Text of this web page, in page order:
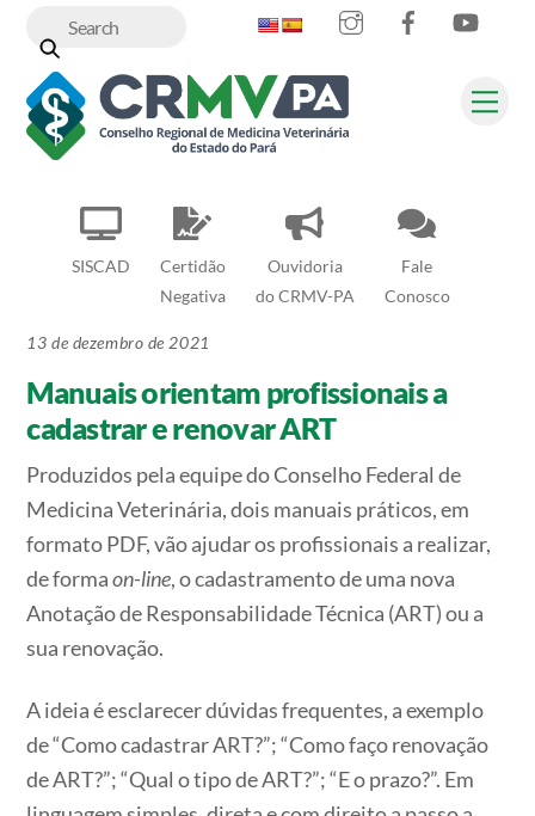
content
SISCAD
Certidão
Negativa
Ouvidoria
do CRMV-PA
Fale
Conosco
InstagramFacebook
13 de dezembro de 2021
Manuais orientam profissionais a
cadastrar e renovar ART
Produzidos pela equipe do Conselho Federal de
Medicina Veterinária, dois manuais práticos, em
formato PDF, vão ajudar os profissionais a realizar,
de formaon-line, o cadastramento de uma nova
Anotação de Responsabilidade Técnica (ART) ou a
sua renovação.
A ideia é esclarecer dúvidas frequentes, a exemplo
de “Como cadastrar ART?”; “Como faço renovação
de ART?”; “Qual o tipo de ART?”; “E o prazo?”. Em